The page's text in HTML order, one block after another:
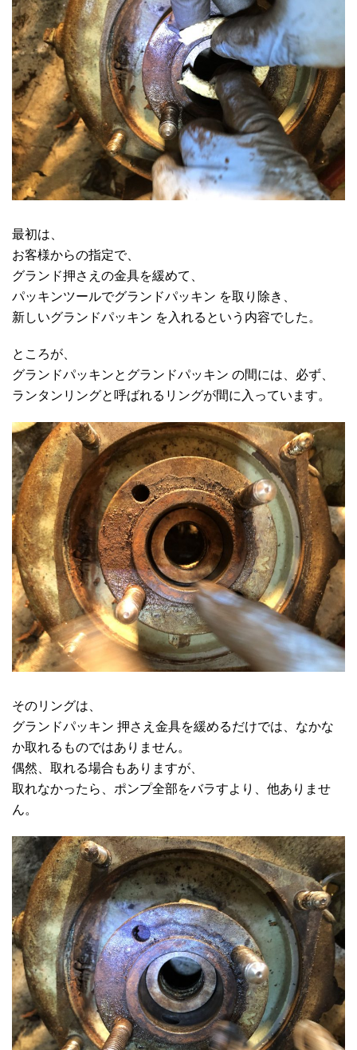
最初は、
お客様からの指定で、
グランド押さえの金具を緩めて、
パッキンツールでグランドパッキン を取り除き、
新しいグランドパッキン を入れるという内容でした。
ところが、
グランドパッキンとグランドパッキン の間には、必ず、
ランタンリングと呼ばれるリングが間に入っています。
そのリングは、
グランドパッキン 押さえ金具を緩めるだけでは、なかな
か取れるものではありません。
偶然、取れる場合もありますが、
取れなかったら、ポンプ全部をバラすより、他ありませ
ん。